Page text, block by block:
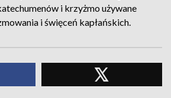
i krzyżmo używane
i święceń kapłańskich.